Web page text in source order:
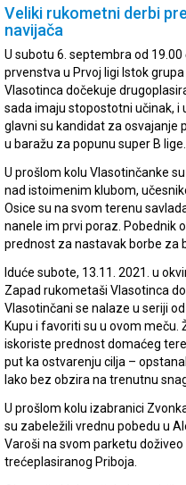
Veliki rukometni derbi
navijača
U subotu 6. septembra od
prvenstva u Prvoj ligi Istok
Vlasotinca dočekuje
sada imaju stopostotni učinak, i
glavni su kandidat za osvajanje
u baražu za popunu super B lige.
U prošlom kolu Vlasotinčanke
nad istoimenim klubom,
Osice su na svom terenu
nanele im prvi poraz. Pobednik
prednost za nastavak borbe za
Iduće subote, 13.11. 2021. u
Zapad rukometaši Vlasotinca
Vlasotinčani se nalaze u seriji
Kupu i favoriti su u ovom meču.
iskoriste prednost domaćeg
put ka ostvarenju cilja –
lako bez obzira na trenutnu
U prošlom kolu izabranici
su zabeležili vrednu pobedu u
Varoši na svom parketu
trećeplasiranog Priboja.